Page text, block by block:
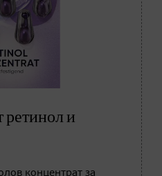
ретинол и
концентрат за